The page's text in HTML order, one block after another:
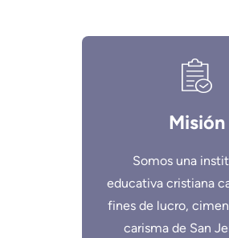
Misión
Somos una
educativa cristiana
fines de lucro,
carisma de San